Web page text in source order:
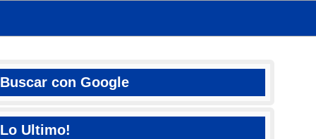
Buscar con Google
Lo Ultimo!